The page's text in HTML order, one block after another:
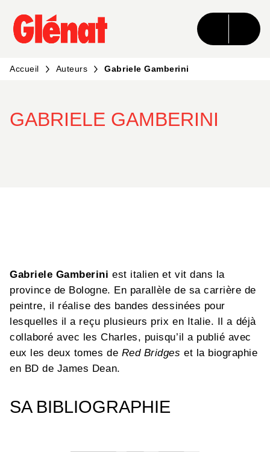
MENU RECHERCHE CONTENU
PIED DE PAGE
Accueil Auteurs Gabriele Gamberini
GABRIELE GAMBERINI
Gabriele Gamberini est italien et vit dans la
province de Bologne. En parallèle de sa carrière de
peintre, il réalise des bandes dessinées pour
lesquelles il a reçu plusieurs prix en Italie. Il a déjà
collaboré avec les Charles, puisqu’il a publié avec
eux les deux tomes de Red Bridges et la biographie
en BD de James Dean.
SA BIBLIOGRAPHIE